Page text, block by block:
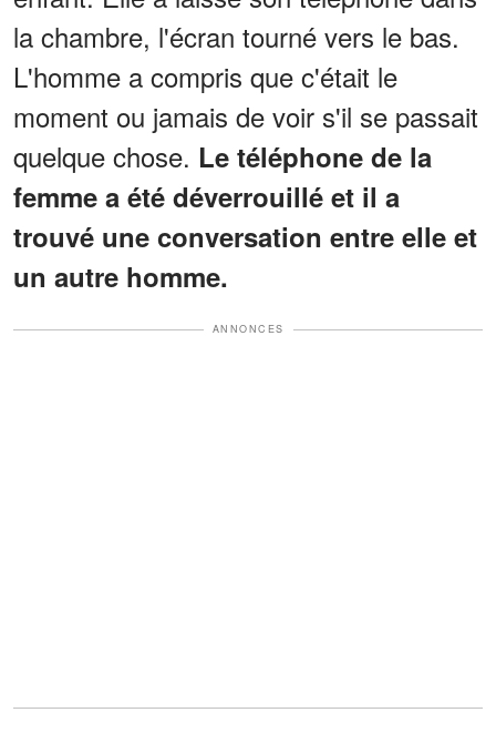
la chambre, l'écran tourné vers le bas.
L'homme a compris que c'était le
moment ou jamais de voir s'il se passait
quelque chose. Le téléphone de la
femme a été déverrouillé et il a
trouvé une conversation entre elle et
un autre homme.
ANNONCES